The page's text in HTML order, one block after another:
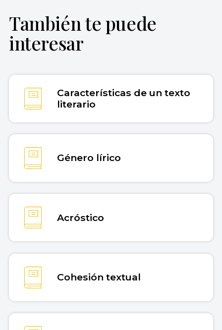
Farías, Gilberto (13 de junio de 2024).
lírico. Enciclopedia Concepto. Recuperado
el 30 de julio de 2026 de
Copiar cita
También te puede
interesar
Características de un texto
literario
Género lírico
Acróstico
Cohesión textual